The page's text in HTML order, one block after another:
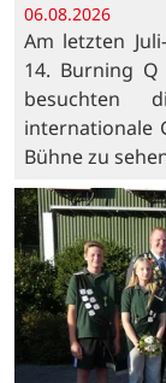
06.08.2026
Am letzten
14. Burning Q
besuchten
internationale
Bühne zu